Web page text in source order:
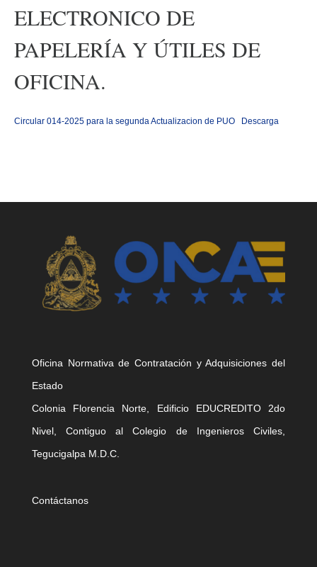
ELECTRONICO DE
PAPELERÍA Y ÚTILES DE
OFICINA.
Circular 014-2025 para la segunda Actualizacion de PUO Descarga
Oficina Normativa de Contratación y Adquisiciones del
Estado
Colonia Florencia Norte, Edificio EDUCREDITO 2do
Nivel, Contiguo al Colegio de Ingenieros Civiles,
Tegucigalpa M.D.C.
Contáctanos